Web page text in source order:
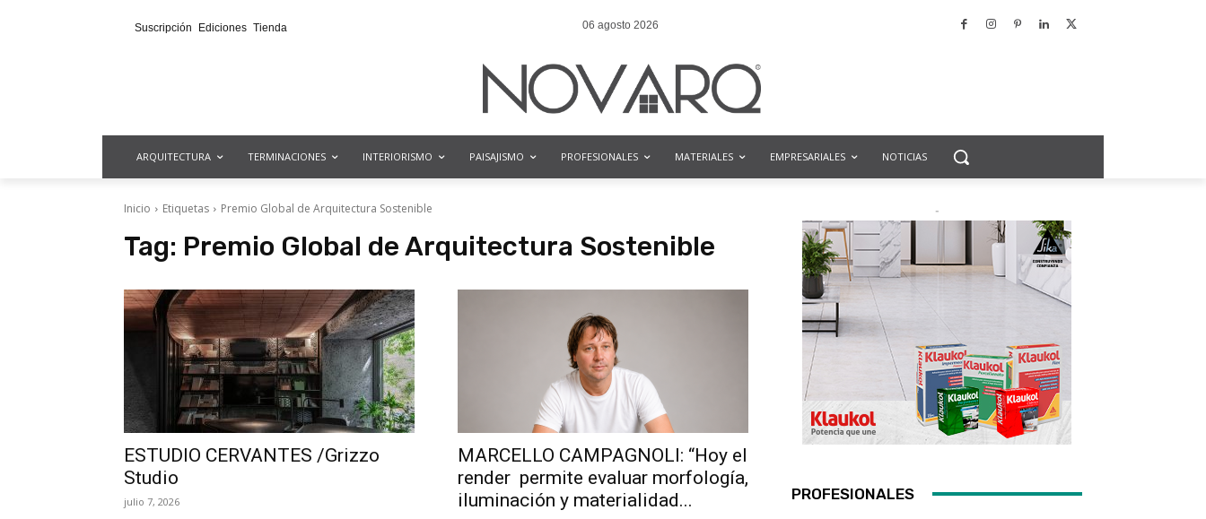
Suscripción Ediciones Tienda 06 agosto 2026
ARQUITECTURA TERMINACIONES INTERIORISMO PAISAJISMO PROFESIONALES MATERIALES EMPRESARIALES NOTICIAS
Inicio Etiquetas Premio Global de Arquitectura Sostenible
Tag: Premio Global de Arquitectura Sostenible
ESTUDIO CERVANTES /Grizzo
Studio
julio 7, 2026
MARCELLO CAMPAGNOLI: “Hoy el
render permite evaluar morfología,
iluminación y materialidad...
-
PROFESIONALES